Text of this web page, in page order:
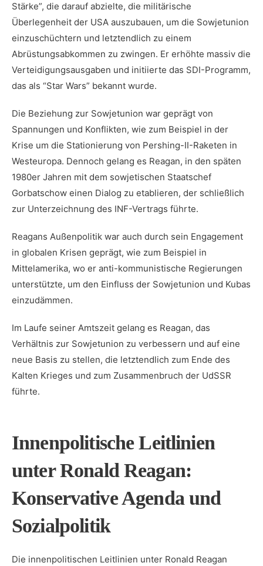
Stärke”, die darauf abzielte, ‌die militärische‌
Überlegenheit der USA auszubauen, um die⁤ Sowjetunion
einzuschüchtern und ⁣letztendlich zu einem
Abrüstungsabkommen zu zwingen.⁤ Er erhöhte massiv‌ die
Verteidigungsausgaben und initiierte das ⁢SDI-Programm,
⁤das als “Star ⁢Wars” bekannt ‌wurde.
Die Beziehung zur Sowjetunion war geprägt von
Spannungen und Konflikten, wie zum ⁢Beispiel ‌in der
Krise um​ die Stationierung ⁢von Pershing-II-Raketen in
Westeuropa. Dennoch gelang es Reagan,⁢ in ‍den späten
1980er Jahren mit dem sowjetischen Staatschef
Gorbatschow einen Dialog zu etablieren, der schließlich
zur ⁣Unterzeichnung des INF-Vertrags führte.
Reagans Außenpolitik⁤ war auch durch⁣ sein Engagement‍
in globalen​ Krisen geprägt, wie zum ⁤Beispiel in
Mittelamerika, wo er ​anti-kommunistische Regierungen
unterstützte, um den Einfluss der Sowjetunion und⁤ Kubas
einzudämmen.
Im Laufe seiner Amtszeit⁤ gelang es Reagan, das
Verhältnis zur Sowjetunion zu verbessern ⁣und auf eine
neue Basis ‍zu stellen, die letztendlich zum Ende des
Kalten Krieges und zum Zusammenbruch der UdSSR⁤
führte.
Innenpolitische Leitlinien
‌unter Ronald Reagan:
Konservative Agenda und
Sozialpolitik
Die innenpolitischen Leitlinien unter Ronald Reagan